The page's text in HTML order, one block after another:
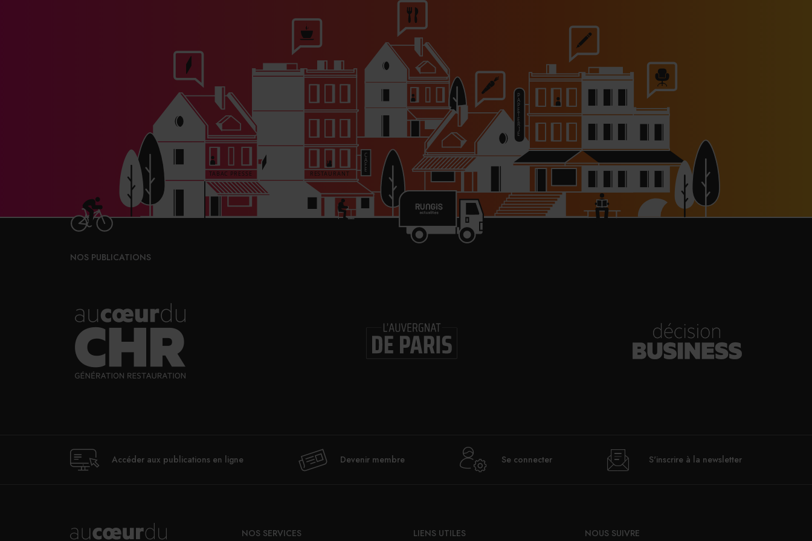
En captant du carbone dans les
sols, leur capacité à retenir de l’eau augmente. C’est tout un cercle vertueux qui se
remet en route: l’augmentation des taux de matière organique fixe du carbone dans
les sols augmente la biodiversité et la réserve d’eau disponible; les vignes ont donc un
accès plus important aux nutriments et à l’eau et sont ainsi plus résilientes face aux
aléas. Ces pratiques permettent donc d’atténuer les changements climatiques, mais
aussi de s’y adapter
», conclut le directeur du Domaine Laroche et de la Maison
Champy.
PARTAGER
NOS PUBLICATIONS
Accéder aux publications en ligne Devenir membre Se connecter S'inscrire à la newsletter
NOS SERVICES LIENS UTILES
NOUS SUIVRE